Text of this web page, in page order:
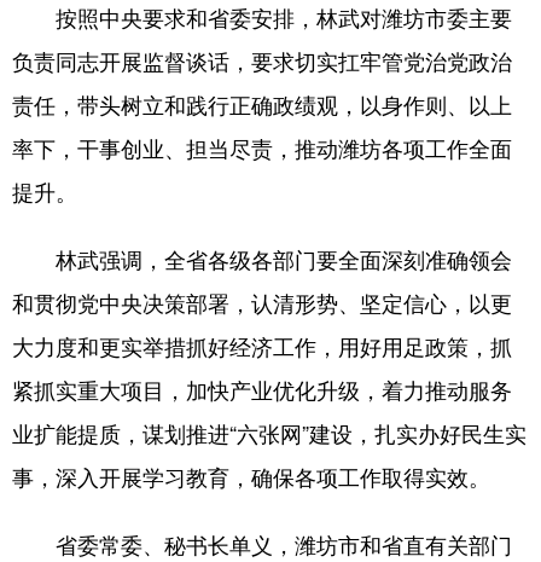
按照中央要求和省委安排，林武对潍坊市委主要
负责同志开展监督谈话，要求切实扛牢管党治党政治
责任，带头树立和践行正确政绩观，以身作则、以上
率下，干事创业、担当尽责，推动潍坊各项工作全面
提升。
林武强调，全省各级各部门要全面深刻准确领会
和贯彻党中央决策部署，认清形势、坚定信心，以更
大力度和更实举措抓好经济工作，用好用足政策，抓
紧抓实重大项目，加快产业优化升级，着力推动服务
业扩能提质，谋划推进“六张网”建设，扎实办好民生实
事，深入开展学习教育，确保各项工作取得实效。
省委常委、秘书长单义，潍坊市和省直有关部门